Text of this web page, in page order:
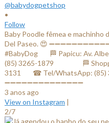
@babydogpetshop
•
Follow
Baby Poodle fêmea e machinho
Del Paseo. 😍
#BabyDog⠀⠀ 🏁 Papicu: Av.
(85) 3265-1879⠀⠀ ⠀⠀⠀ 🏁
3131⠀⠀ ☎ Tel/WhatsApp:
➖➖➖➖➖➖➖➖➖➖➖➖➖➖
3 anos ago
View on Instagram |
2/7